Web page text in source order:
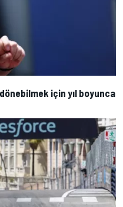
için yıl boyunca